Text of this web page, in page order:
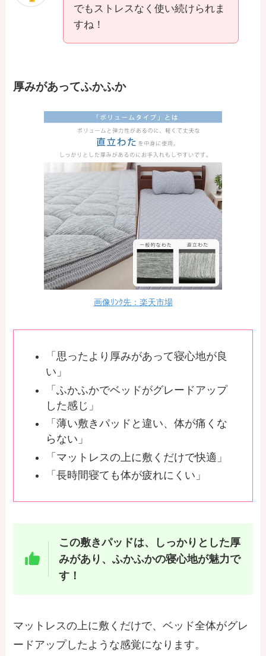
でもストレスなく使い続けられま
すね！
厚みがあってふかふか
画像ﾘﾝｸ先：楽天市場
「思ったより厚みがあって寝心地が良
い」
「ふかふかでベッドがグレードアップ
した感じ」
「薄い敷きパッドと違い、体が痛くな
らない」
「マットレスの上に敷くだけで快適」
「長時間寝ても体が疲れにくい」
この敷きパッドは、しっかりとした厚
みがあり、ふかふかの寝心地が魅力で
す！
マットレスの上に敷くだけで、ベッド全体がグレ
ードアップしたような感覚になります。